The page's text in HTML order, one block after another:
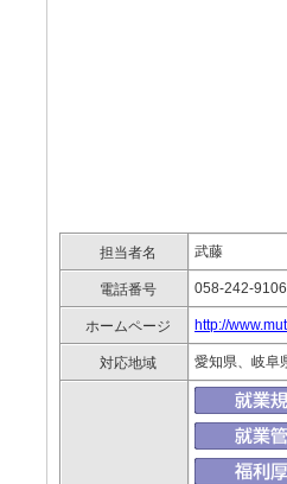
担当者名 武藤
電話番号 058-242-9106
ホームページ http://
対応地域 愛知県、岐阜